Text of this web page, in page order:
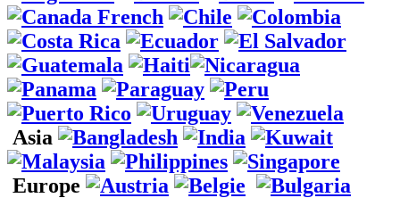
Asia
Europe